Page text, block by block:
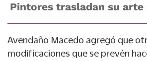
Pintores trasladan su arte
Avendaño Macedo agregó que
modificaciones que se prevén